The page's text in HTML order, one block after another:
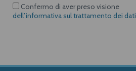
Confermo di aver preso visione
dell’informativa sul trattamento dei dati